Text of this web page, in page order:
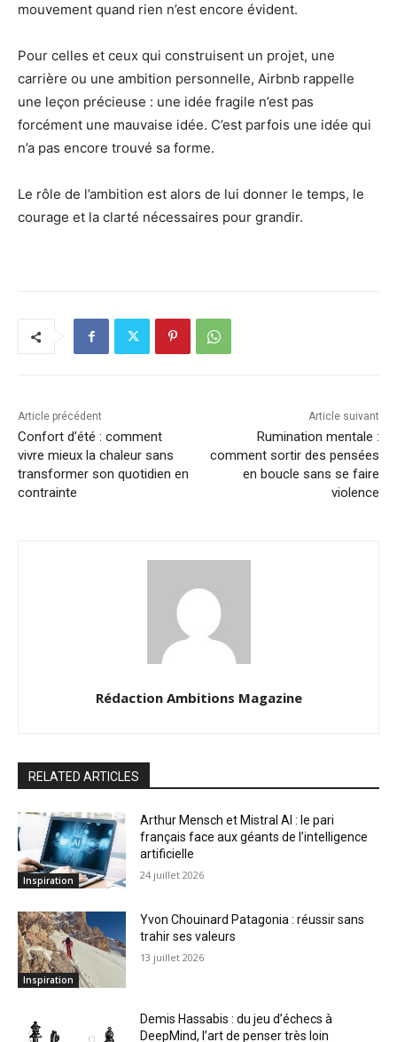
mouvement quand rien n’est encore évident.
Pour celles et ceux qui construisent un projet, une
carrière ou une ambition personnelle, Airbnb rappelle
une leçon précieuse : une idée fragile n’est pas
forcément une mauvaise idée. C’est parfois une idée qui
n’a pas encore trouvé sa forme.
Le rôle de l’ambition est alors de lui donner le temps, le
courage et la clarté nécessaires pour grandir.
Article précédent
Confort d’été : comment
vivre mieux la chaleur sans
transformer son quotidien en
contrainte
Article suivant
Rumination mentale :
comment sortir des pensées
en boucle sans se faire
violence
Rédaction Ambitions Magazine
RELATED ARTICLES
Inspiration
Arthur Mensch et Mistral AI : le pari
français face aux géants de l’intelligence
artificielle
24 juillet 2026
Inspiration
Yvon Chouinard Patagonia : réussir sans
trahir ses valeurs
13 juillet 2026
Demis Hassabis : du jeu d’échecs à
DeepMind, l’art de penser très loin